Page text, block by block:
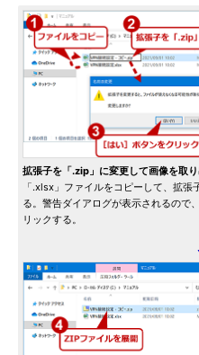
拡張子を「.zip」に変更して画像を取り
「.xlsx」ファイルをコピーして、拡
る。警告ダイアログが表示されるので
リックする。